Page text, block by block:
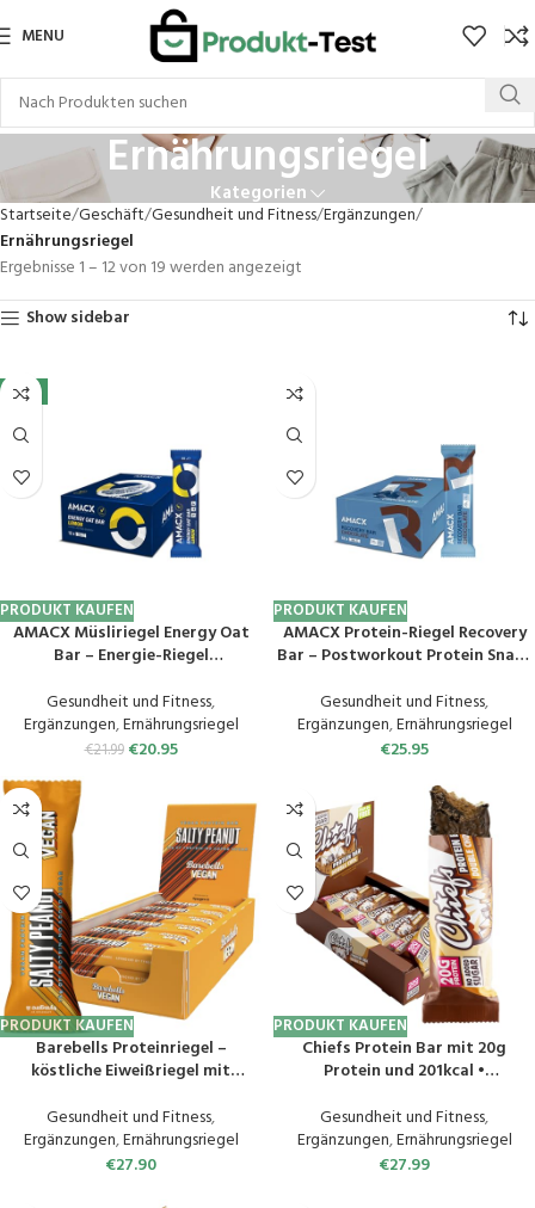
MENU
Ernährungsriegel
Kategorien
Startseite Geschäft Gesundheit und Fitness Ergänzungen
Ernährungsriegel
Ergebnisse 1 – 12 von 19 werden angezeigt
Show sidebar
-5%
PRODUKT KAUFEN
AMACX Müsliriegel Energy Oat
Bar – Energie-Riegel
Riegel mit 50 mg Magnesium –
Oatsnack für Athleten – Power
Bar Haferflocken-Riegel –
Gesundheit und Fitness,
Ergänzungen,Ernährungsriegel
€21.99 €20.95
PRODUKT KAUFEN
AMACX Protein-Riegel Recovery
Bar – Postworkout Protein Snack
Milch- und Wheyprotein –
Crunchy Protein-Bar mit
Schokoüberzug – Fitness-Riegel
Gesundheit und Fitness,
Ergänzungen,Ernährungsriegel
€25.95
PRODUKT KAUFEN
Barebells Proteinriegel –
köstliche Eiweißriegel mit
Gramm Protein, ohne Palmöl –
Vegan Salty Peanut, 12 x 55gr
Gesundheit und Fitness,
Ergänzungen,Ernährungsriegel
€27.90
PRODUKT KAUFEN
Chiefs Protein Bar mit 20g
Protein und 201kcal •
Protein • 12 x 55g (Double Choc)
Gesundheit und Fitness,
Ergänzungen,Ernährungsriegel
€27.99